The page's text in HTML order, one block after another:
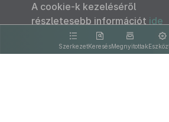
SzerkezetKeresésMegnyitottak
A cookie-k kezeléséről
részletesebb információt ide
kattintva olvashat.